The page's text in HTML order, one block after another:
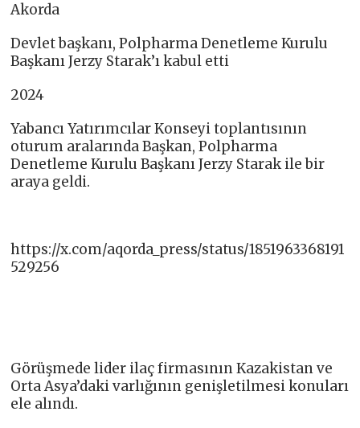
Akorda
Devlet başkanı, Polpharma Denetleme Kurulu
Başkanı Jerzy Starak’ı kabul etti
2024
Yabancı Yatırımcılar Konseyi toplantısının
oturum aralarında Başkan, Polpharma
Denetleme Kurulu Başkanı Jerzy Starak ile bir
araya geldi.
https://x.com/aqorda_press/status/1851963368191
529256
Görüşmede lider ilaç firmasının Kazakistan ve
Orta Asya’daki varlığının genişletilmesi konuları
ele alındı.